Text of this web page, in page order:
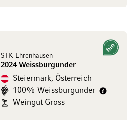
STK Ehrenhausen
2024 Weissburgunder
Bio
Steiermark, Österreich
100% Weissburgunder
Weingut Gross